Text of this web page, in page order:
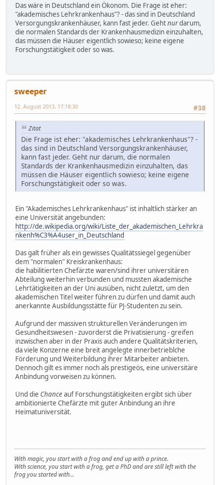
Das wäre in Deutschland ein Ökonom. Die Frage ist eher:
"akademisches Lehrkrankenhaus"? - das sind in Deutschland
Versorgungskrankenhäuser, kann fast jeder. Gehtnurdarum,
die normalen Standards der Krankenhausmedizin einzuhalten,
das müssen die Häuser eigentlich sowieso; keine eigene
Forschungstätigkeit oder so was.
sweeper
#38
12. August 2013, 17:18:30
Zitat
Die Frage ist eher: "akademisches Lehrkrankenhaus"? -
das sind in Deutschland Versorgungskrankenhäuser,
kann fast jeder. Geht nur darum, die normalen
Standards der Krankenhausmedizin einzuhalten, das
müssen die Häuser eigentlich sowieso; keine eigene
Forschungstätigkeit oder so was.
Ein "Akademisches Lehrkrankenhaus" ist inhaltlich stärker an
eine Universität angebunden:
http://de.wikipedia.org/wiki/Liste_der_akademischen_Lehrkra
nkenh%C3%A4user_in_Deutschland
Das galt früher als ein gewisses Qualitätssiegel gegenüber
dem "normalen" Kreiskrankenhaus:
die habilitierten Chefärzte waren/sind ihrer universitären
Abteilung weiterhin verbunden und mussten akademische
Lehrtätigkeiten an der Uni ausüben, nicht zuletzt, um den
akademischen Titel weiter führen zu dürfen und damit auch
anerkannte Ausbildungsstätte für PJ-Studenten zu sein.
Aufgrund der massiven strukturellen Veränderungen im
Gesundheitswesen - zuvorderst die Privatisierung - greifen
inzwischen aber in der Praxis auch andere Qualitätskriterien,
da viele Konzerne eine breit angelegte innerbetrieblche
Förderung und Weiterbildung ihrer Mitarbeiter anbieten.
Dennoch gilt es immer noch als prestigeös, eine universitäre
Anbindung vorweisen zu können.
Und die Chanceauf Forschungstätigkeiten ergibt sich über
ambitionierte Chefärzte mit guter Anbindung an ihre
Heimatuniversität.
With magic, you start with a frog and end up with a prince.
With science, you start with a frog, get a PhD and are still left with the
frog you started with...